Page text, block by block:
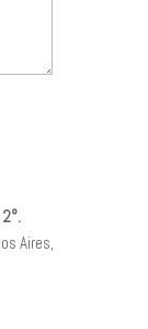
Aires,